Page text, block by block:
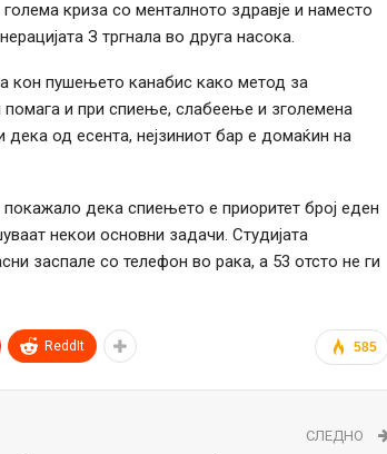
криза со менталното здравје и наместо
З тргнала во друга насока.
кон пушењето канабис како метод за
и при спиење, слабеење и зголемена
дека од есента, нејзиниот бар е домаќин на
дека спиењето е приоритет број еден
некои основни задачи. Студијата
заспале со телефон во рака, а 53 отсто не ги
585
ReddIt
СЛЕДНО